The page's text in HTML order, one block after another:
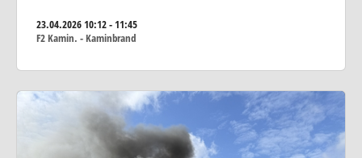
23.04.202610:12 - 11:45
F2 Kamin. - Kaminbrand